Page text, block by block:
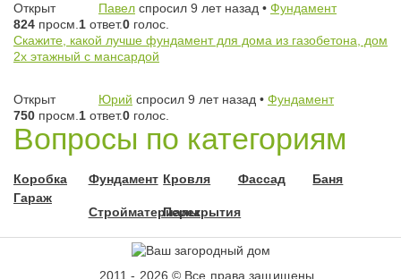
Открыт Павел спросил 9 лет назад • Фундамент
824 просм.1 ответ.0 голос.
Скажите, какой лучше фундамент для дома из газобетона, дом
2х этажный с мансардой
Открыт Юрий спросил 9 лет назад • Фундамент
750 просм.1 ответ.0 голос.
Вопросы по категориям
Коробка Фундамент Кровля Фассад
Баня
Гараж
СтройматериалыПерекрытия
2011 - 2026 © Все права защищены